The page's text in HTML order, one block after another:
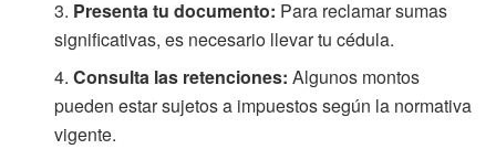
Presenta tu documento: Para reclamar sumas
significativas, es necesario llevar tu cédula.
Consulta las retenciones: Algunos montos
pueden estar sujetos a impuestos según la normativa
vigente.